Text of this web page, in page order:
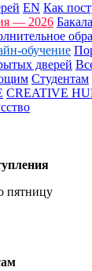
EN Как
— 2026
обучение
дверей
Студентам
CREATIVE
пятницу